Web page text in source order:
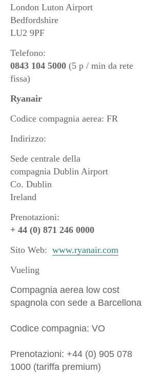
London Luton Airport
Bedfordshire
LU2 9PF
Telefono:
0843 104 5000 (5 p / min da rete
fissa)
Ryanair
Codice compagnia aerea: FR
Indirizzo:
Sede centrale della
compagnia Dublin Airport
Co. Dublin
Ireland
Prenotazioni:
+ 44 (0) 871 246 0000
Sito Web: www.ryanair.com
Vueling
Compagnia aerea low cost
spagnola con sede a Barcellona
Codice compagnia: VO
Prenotazioni: +44 (0) 905 078
1000 (tariffa premium)